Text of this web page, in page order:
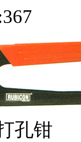
367
孔钳